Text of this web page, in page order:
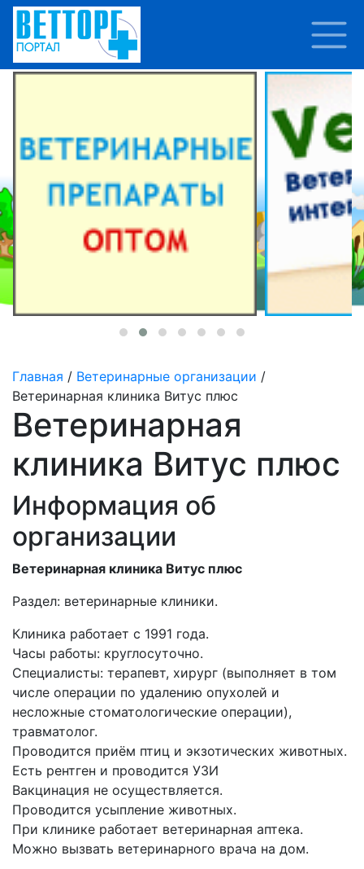
Главная / Ветеринарные организации /
Ветеринарная клиника Витус плюс
Ветеринарная
клиника Витус плюс
Информация об
организации
Ветеринарная клиника Витус плюс
Раздел: ветеринарные клиники.
Клиника работает с 1991 года.
Часы работы: круглосуточно.
Специалисты: терапевт, хирург (выполняет в том
числе операции по удалению опухолей и
несложные стоматологические операции),
травматолог.
Проводится приём птиц и экзотических животных.
Есть рентген и проводится УЗИ
Вакцинация не осуществляется.
Проводится усыпление животных.
При клинике работает ветеринарная аптека.
Можно вызвать ветеринарного врача на дом.